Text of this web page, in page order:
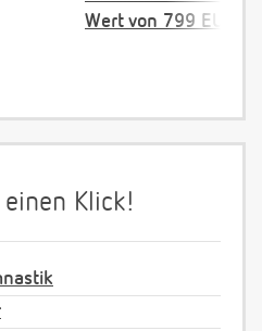
Wert von 799 EUR
Klick!